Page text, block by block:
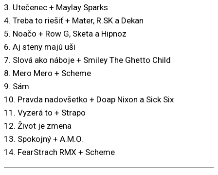
3. Utečenec + Maylay Sparks
4. Treba to riešiť + Mater, R.SK a Dekan
5. Noačo + Row G, Sketa a Hipnoz
6. Aj steny majú uši
7. Slová ako náboje + Smiley The Ghetto Child
8. Mero Mero + Scheme
9. Sám
10. Pravda nadovšetko + Doap Nixon a Sick Six
11. Vyzerá to + Strapo
12. Život je zmena
13. Spokojný + A.M.O.
14. FearStrach RMX + Scheme